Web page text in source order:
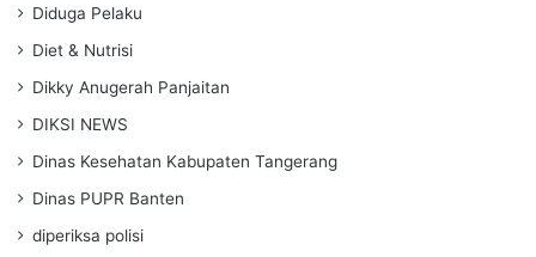
Diduga Pelaku
Diet & Nutrisi
Dikky Anugerah Panjaitan
DIKSI NEWS
Dinas Kesehatan Kabupaten Tangerang
Dinas PUPR Banten
diperiksa polisi